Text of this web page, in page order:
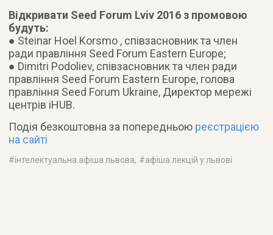
Відкривати Seed Forum Lviv 2016 з промовою
будуть:
● Steinar Hoel Korsmo , співзасновник та член
ради правління Seed Forum Eastern Europe;
● Dimitri Podoliev, співзасновник та член ради
правління Seed Forum Eastern Europe, голова
правління Seed Forum Ukraine, Директор мережі
центрів iHUB.
Подія безкоштовна за попередньою реєстрацією
на сайті
#інтелектуальна афіша львова, #афіша лекцій у львові